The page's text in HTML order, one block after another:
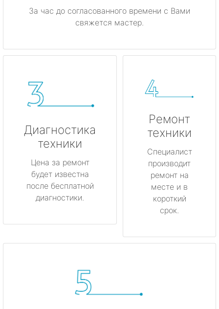
За час до согласованного времени с Вами
свяжется мастер.
Диагностика
техники
Цена за ремонт
будет известна
после бесплатной
диагностики.
Ремонт
техники
Специалист
производит
ремонт на
месте и в
короткий
срок.